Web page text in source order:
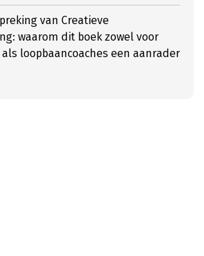
van Creatieve
waarom dit boek zowel voor
loopbaancoaches een aanrader